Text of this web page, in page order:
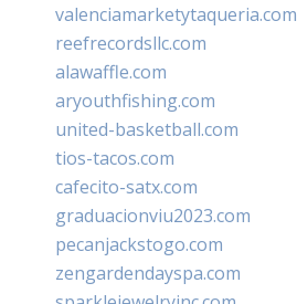
valenciamarketytaqueria.com
reefrecordsllc.com
alawaffle.com
aryouthfishing.com
united-basketball.com
tios-tacos.com
cafecito-satx.com
graduacionviu2023.com
pecanjackstogo.com
zengardendayspa.com